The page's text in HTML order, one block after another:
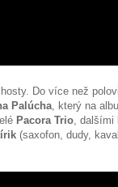
Do více než
Palúcha , který na
Pacora Trio ,
(saxofon, dudy,